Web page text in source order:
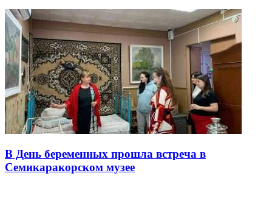
В День беременных прошла встреча в
Семикаракорском музее